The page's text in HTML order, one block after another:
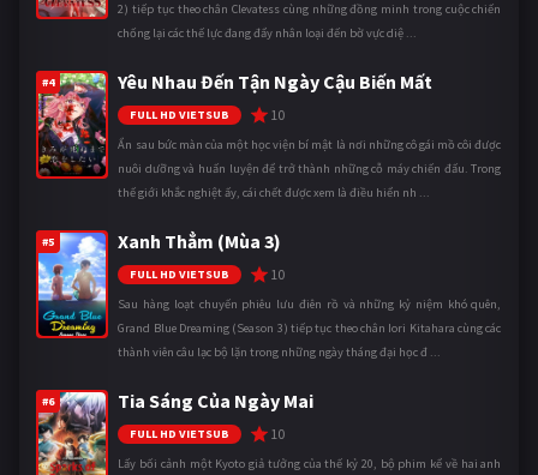
2) tiếp tục theo chân Clevatess cùng những đồng minh trong cuộc chiến
chống lại các thế lực đang đẩy nhân loại đến bờ vực diệ ...
#4 Yêu Nhau Đến Tận Ngày Cậu Biến Mất
FULL HD VIETSUB 10
Ẩn sau bức màn của một học viện bí mật là nơi những cô gái mồ côi được
nuôi dưỡng và huấn luyện để trở thành những cỗ máy chiến đấu. Trong
thế giới khắc nghiệt ấy, cái chết được xem là điều hiển nh ...
#5 Xanh Thẳm (Mùa 3)
FULL HD VIETSUB 10
Sau hàng loạt chuyến phiêu lưu điên rồ và những kỷ niệm khó quên,
Grand Blue Dreaming (Season 3) tiếp tục theo chân Iori Kitahara cùng các
thành viên câu lạc bộ lặn trong những ngày tháng đại học đ ...
#6 Tia Sáng Của Ngày Mai
FULL HD VIETSUB 10
Lấy bối cảnh một Kyoto giả tưởng của thế kỷ 20, bộ phim kể về hai anh